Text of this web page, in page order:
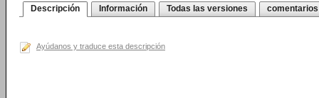
Descripción Información Todas las versiones comentarios
Ayúdanos y traduce esta descripción